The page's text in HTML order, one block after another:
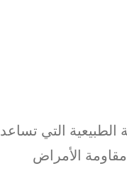
الطبيعية التي تساعد
الأمراض